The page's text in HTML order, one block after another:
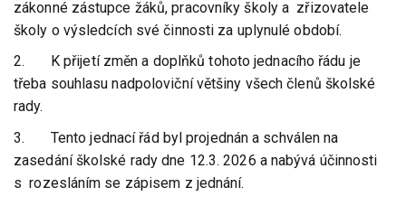
zákonné zástupce žáků, pracovníky školy a zřizovatele
školy o výsledcích své činnosti za uplynulé období.
2. K přijetí změn a doplňků tohoto jednacího řádu je
třeba souhlasu nadpoloviční většiny všech členů školské
rady.
3. Tento jednací řád byl projednán a schválen na
zasedání školské rady dne 12.3. 2026 a nabývá účinnosti
s rozesláním se zápisem z jednání.